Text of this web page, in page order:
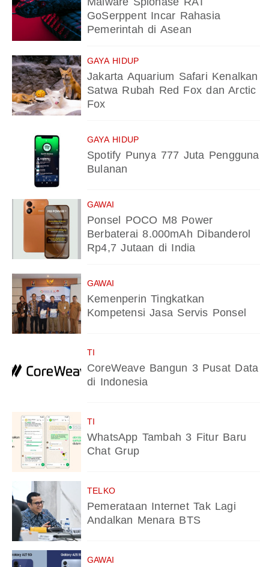
GoSerppent Incar Rahasia
Pemerintah di Asean
GAYA HIDUP
Jakarta Aquarium Safari Kenalkan
Satwa Rubah Red Fox dan Arctic
Fox
GAYA HIDUP
Spotify Punya 777 Juta Pengguna
Bulanan
GAWAI
Ponsel POCO M8 Power
Berbaterai 8.000mAh Dibanderol
Rp4,7 Jutaan di India
GAWAI
Kemenperin Tingkatkan
Kompetensi Jasa Servis Ponsel
TI
CoreWeave Bangun 3 Pusat Data
di Indonesia
TI
WhatsApp Tambah 3 Fitur Baru
Chat Grup
TELKO
Pemerataan Internet Tak Lagi
Andalkan Menara BTS
GAWAI